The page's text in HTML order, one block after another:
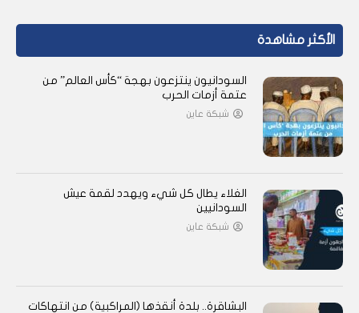
الأكثر مشاهدة
السودانيون ينتزعون بهجة “كأس العالم” من
عتمة أزمات الحرب
شبكة عاين
الغلاء يطال كل شيء ويهدد لقمة عيش
السودانيين
شبكة عاين
البشاقرة.. بلدة أنقذها (المراكبية) من انتهاكات